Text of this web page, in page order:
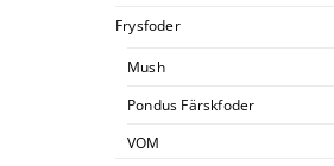
Frysfoder
Mush
Pondus Färskfoder
VOM